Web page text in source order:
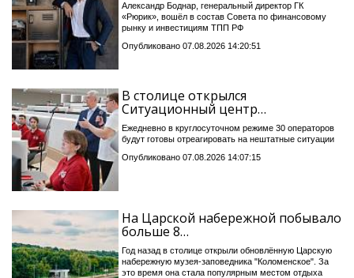
Александр Боднар, генеральный директор ГК
«Рюрик», вошёл в состав Совета по финансовому
рынку и инвестициям ТПП РФ
Опубликовано 07.08.2026 14:20:51
В столице открылся
Ситуационный центр…
Ежедневно в круглосуточном режиме 30 операторов
будут готовы отреагировать на нештатные ситуации
Опубликовано 07.08.2026 14:07:15
На Царской набережной побывало
больше 8…
Год назад в столице открыли обновлённую Царскую
набережную музея-заповедника "Коломенское". За
это время она стала популярным местом отдыха